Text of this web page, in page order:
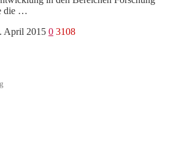
die …
April 2015 0 3108